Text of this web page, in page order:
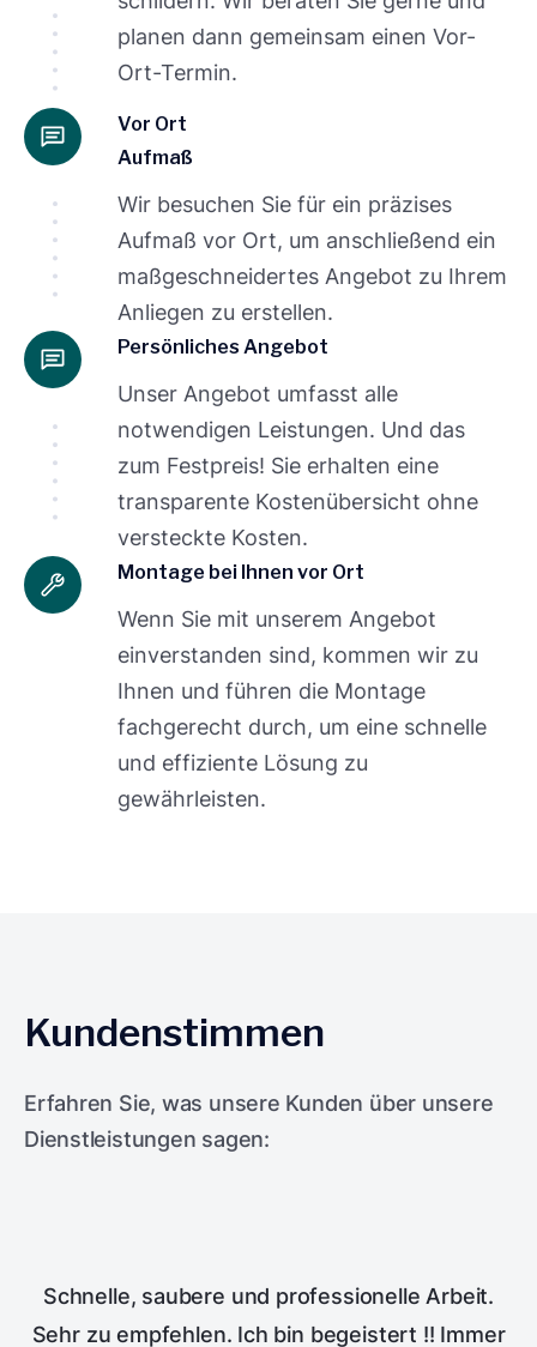
planen dann gemeinsam einen Vor-
Ort-Termin.
Vor Ort
Aufmaß
Wir besuchen Sie für ein präzises
Aufmaß vor Ort, um anschließend ein
maßgeschneidertes Angebot zu Ihrem
Anliegen zu erstellen.
Persönliches Angebot
Unser Angebot umfasst alle
notwendigen Leistungen. Und das
zum Festpreis! Sie erhalten eine
transparente Kostenübersicht ohne
versteckte Kosten.
Montage bei Ihnen vor Ort
Wenn Sie mit unserem Angebot
einverstanden sind, kommen wir zu
Ihnen und führen die Montage
fachgerecht durch, um eine schnelle
und effiziente Lösung zu
gewährleisten.
Kundenstimmen
Erfahren Sie, was unsere Kunden über unsere
Dienstleistungen sagen:
Schnelle, saubere und professionelle Arbeit.
Sehr zu empfehlen. Ich bin begeistert !! Immer